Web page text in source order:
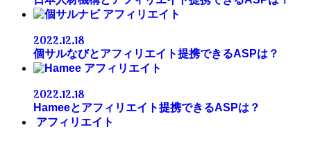
アフィリエイト
2022.12.18
個サルなびとアフィリエイト提携できるASPは？
アフィリエイト
2022.12.18
Hameeとアフィリエイト提携できるASPは？
アフィリエイト